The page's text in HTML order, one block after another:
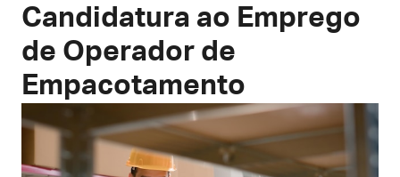
Candidatura ao Emprego
de Operador de
Empacotamento